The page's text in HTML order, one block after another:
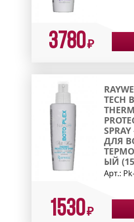
3780₽
TECH
ДЛЯ
ЫЙ
Арт.:
1530₽